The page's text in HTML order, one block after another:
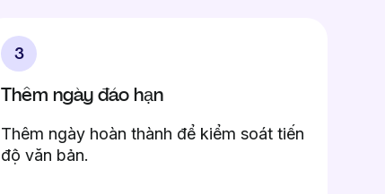
3
Thêm ngày đáo hạn
Thêm ngày hoàn thành để kiểm soát tiến
độ văn bản.